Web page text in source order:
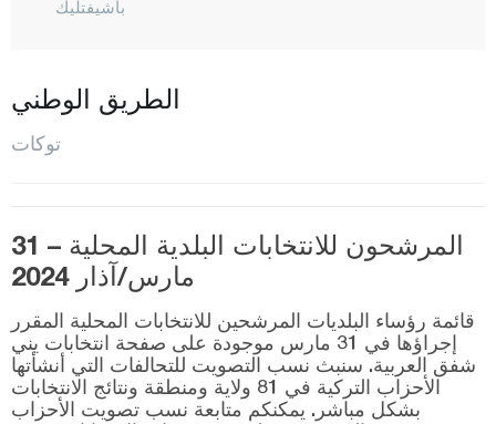
باشيفتليك
بركتلي
جيفرلي
جيمي تكا
دمبرجيلي
أمير سيد
إيربا
الطريق الوطني
توكات
المرشحون للانتخابات البلدية المحلية – 31
مارس/آذار 2024
قائمة رؤساء البلديات المرشحين للانتخابات المحلية المقرر
إجراؤها في 31 مارس موجودة على صفحة انتخابات يني
شفق العربية. سنبث نسب التصويت للتحالفات التي أنشأتها
الأحزاب التركية في 81 ولاية ومنطقة ونتائج الانتخابات
بشكل مباشر. يمكنكم متابعة نسب تصويت الأحزاب